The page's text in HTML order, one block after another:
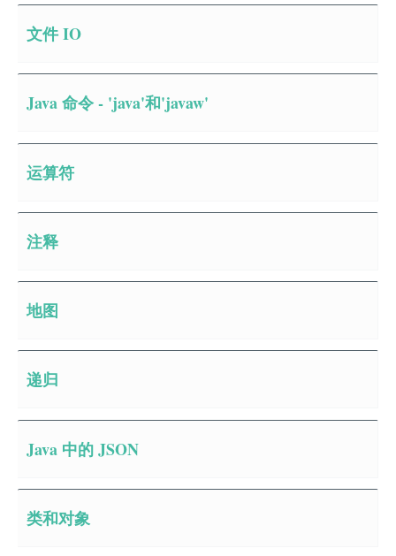
文件 IO
Java 命令 - 'java'和'javaw'
运算符
注释
地图
递归
Java 中的 JSON
类和对象